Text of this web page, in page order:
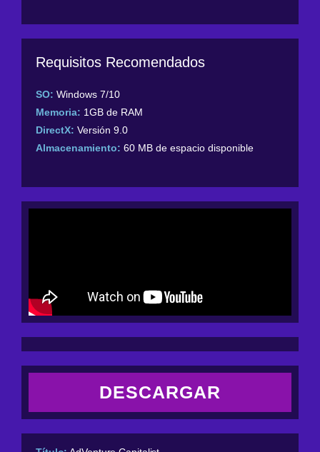
Requisitos Recomendados
SO: Windows 7/10
Memoria: 1GB de RAM
DirectX: Versión 9.0
Almacenamiento: 60 MB de espacio disponible
DESCARGAR